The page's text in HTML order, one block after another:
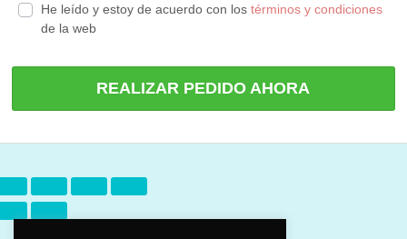
He leído y estoy de acuerdo con los términos y condiciones
de la web
REALIZAR PEDIDO AHORA